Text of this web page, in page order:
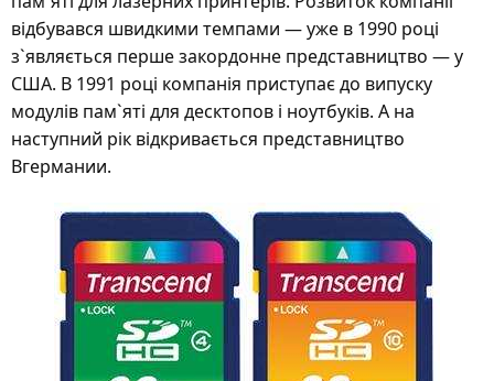
відбувався швидкими темпами — уже в 1990 році
з`являється перше закордонне представництво — у
США. В 1991 році компанія приступає до випуску
модулів пам`яті для десктопов і ноутбуків. А на
наступний рік відкривається представництво
Вгермании.